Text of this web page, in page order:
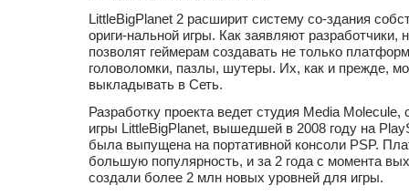
LittleBigPlanet 2 расширит систему со-здания
ориги-нальной игры. Как заявляют разработчики,
позволят геймерам создавать не только
головоломки, пазлы, шутеры. Их, как и прежде,
выкладывать в Сеть.
Разработку проекта ведет студия Media Molecule,
игры LittleBigPlanet, вышедшей в 2008 году на
была выпущена на портативной консоли PSP.
большую популярность, и за 2 года с момента
создали более 2 млн новых уровней для игры.